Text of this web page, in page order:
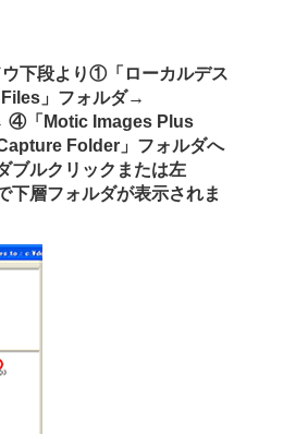
下段より①「ローカルデス
」フォルダ→
④「Motic Images Plus
Folder」フォルダへ
ブルクリックまたは左
下層フォルダが表示されま